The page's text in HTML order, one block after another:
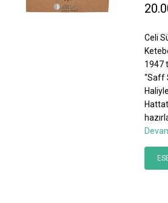
Celi
1947
“Saff
Haliyle.